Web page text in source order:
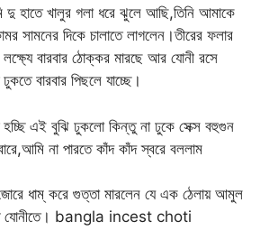
হাতে খালুর গলা ধরে ঝুলে আছি,তিনি আমাকে
সামনের দিকে চালাতে লাগলেন।তীরের ফলার
বারবার ঠোক্কর মারছে আর যোনী রসে
বারবার পিছলে যাচ্ছে।
হচ্ছি এই বুঝি ঢুকলো কিন্তু না ঢুকে সেক্স বহুগুন
না পারতে কাঁদ কাঁদ স্বরে বললাম
ধাম্ করে গুত্তা মারলেন যে এক ঠেলায় আমুল
যোনীতে। bangla incest choti